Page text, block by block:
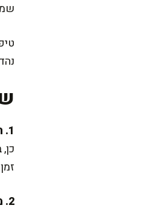
1. האם אפשר להחליף את האורזו בסוג אחר של פסטה?
2. מה אפשר לשים במקום עגבניות מרוסקות?